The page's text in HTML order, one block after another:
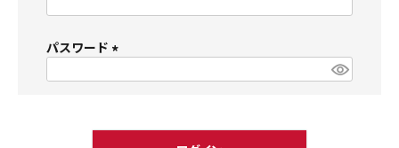
SNS
ようこそ ゲスト 様
パスワード
)